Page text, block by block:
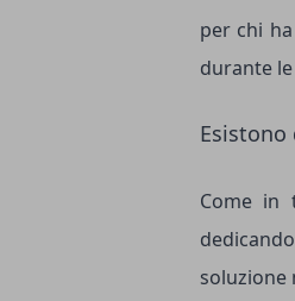
per chi
durante
Esistono
Come in
soluzione